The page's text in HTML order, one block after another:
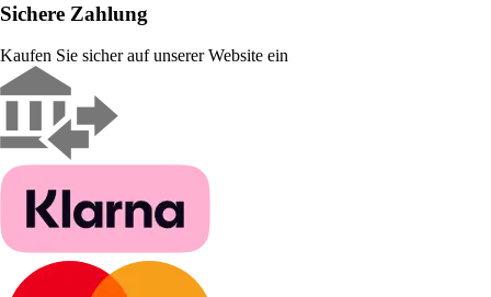
Sichere Zahlung
Kaufen Sie sicher auf unserer Website ein